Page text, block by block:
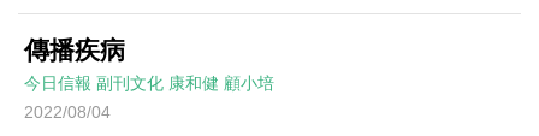
傳播疾病
今日信報 副刊文化 康和健 顧小培
2022/08/04